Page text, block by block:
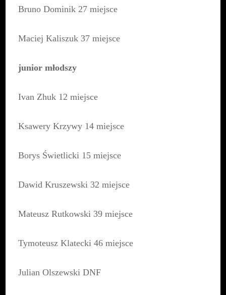
Bruno Dominik 27 miejsce
Maciej Kaliszuk 37 miejsce
junior młodszy
Ivan Zhuk 12 miejsce
Ksawery Krzywy 14 miejsce
Borys Świetlicki 15 miejsce
Dawid Kruszewski 32 miejsce
Mateusz Rutkowski 39 miejsce
Tymoteusz Klatecki 46 miejsce
Julian Olszewski DNF